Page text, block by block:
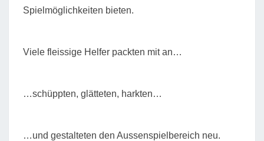
Spielmöglichkeiten bieten.
Viele fleissige Helfer packten mit an…
…schüppten, glätteten, harkten…
…und gestalteten den Aussenspielbereich neu.